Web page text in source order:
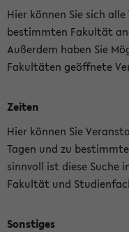
Hier können Sie sich
bestimmten Fakultät
Außerdem haben Sie
Fakultäten geöffnete
Zeiten
Hier können Sie
Tagen und zu
sinnvoll ist diese Suche
Fakultät und
Sonstiges